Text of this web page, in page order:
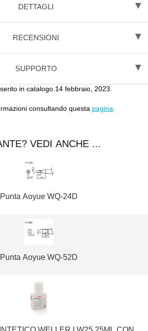
DETTAGLI
RECENSIONI
SUPPORTO
in catalogo 14 febbraio, 2023.
consultando questa pagina.
VEDI ANCHE ...
Punta Aoyue WQ-24D
Punta Aoyue WQ-52D